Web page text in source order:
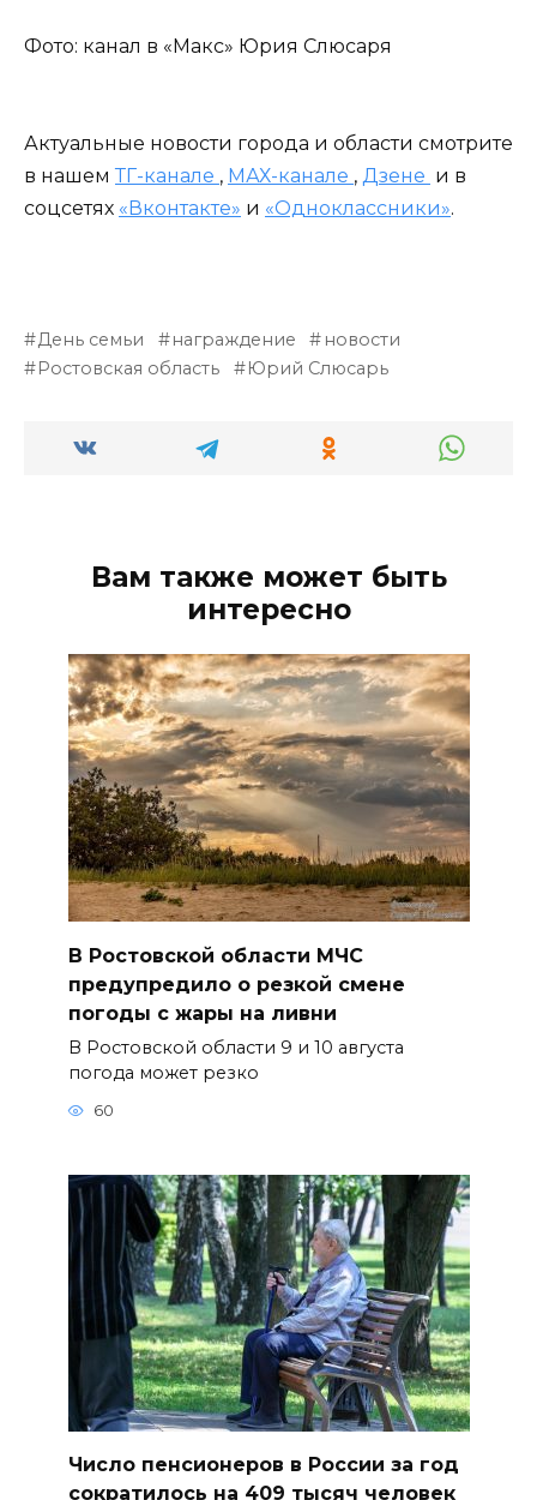
Фото: канал в «Макс» Юрия Слюсаря
Актуальные новости города и области смотрите
в нашем ТГ-канале , МАХ-канале , Дзене и в
соцсетях «Вконтакте» и «Одноклассники».
День семьи награждение
новости
Ростовская область
Юрий Слюсарь
Вам также может быть
интересно
В Ростовской области МЧС
предупредило о резкой смене
погоды с жары на ливни
В Ростовской области 9 и 10 августа
погода может резко
60
Число пенсионеров в России за год
сократилось на 409 тысяч человек